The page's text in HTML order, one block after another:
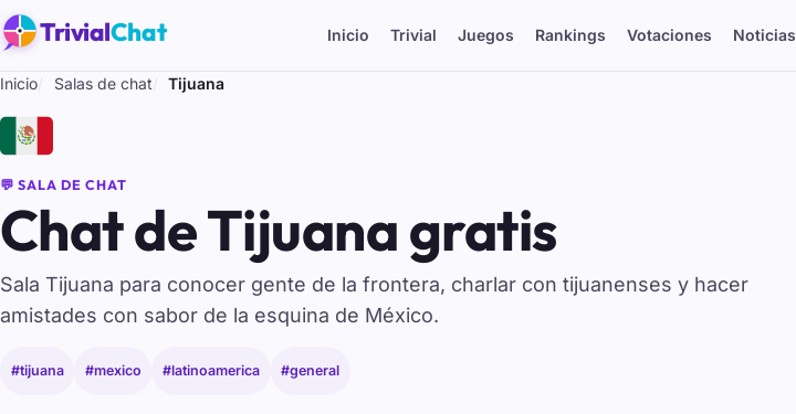
TrivialChat Inicio Trivial Juegos Rankings Votaciones Noticias
Inicio Salas de chat Tijuana
🇲🇽
💬 SALA DE CHAT
Chat de Tijuana gratis
Sala Tijuana para conocer gente de la frontera, charlar con tijuanenses y hacer
amistades con sabor de la esquina de México.
#tijuana #mexico #latinoamerica #general